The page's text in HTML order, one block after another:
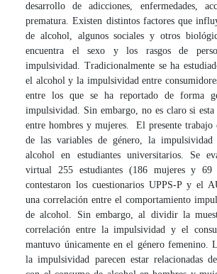
desarrollo de adicciones, enfermedades,
prematura. Existen distintos factores que
de alcohol, algunos sociales y otros
encuentra el sexo y los rasgos de
impulsividad. Tradicionalmente se ha
el alcohol y la impulsividad entre
entre los que se ha reportado de forma
impulsividad. Sin embargo, no es claro si
entre hombres y mujeres. El presente trabajo
de las variables de género, la
alcohol en estudiantes universitarios. Se
virtual 255 estudiantes (186 mujeres y 69
contestaron los cuestionarios UPPS-P y el
una correlación entre el comportamiento
de alcohol. Sin embargo, al dividir la
correlación entre la impulsividad y el
mantuvo únicamente en el género femenino.
la impulsividad parecen estar relacionadas